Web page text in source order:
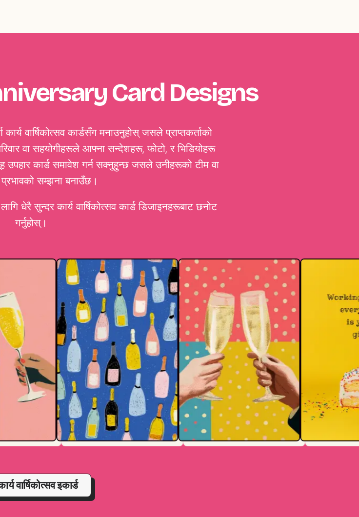
Card Designs
कार्य वार्षिकोत्सव कार्डसँग मनाउनुहोस् जसले प्राप्तकर्ताको
वा सहयोगीहरूले आफ्ना सन्देशहरू, फोटो, र भिडियोहरू
कार्ड समावेश गर्न सक्नुहुन्छ जसले उनीहरूको टीम वा
सम्झना बनाउँछ।
धेरै सुन्दर कार्य वार्षिकोत्सव कार्ड डिजाइनहरूबाट छनोट
गर्नुहोस्।
वार्षिकोत्सव इकार्ड